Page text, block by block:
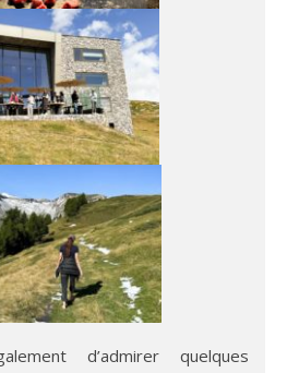
d’admirer quelques